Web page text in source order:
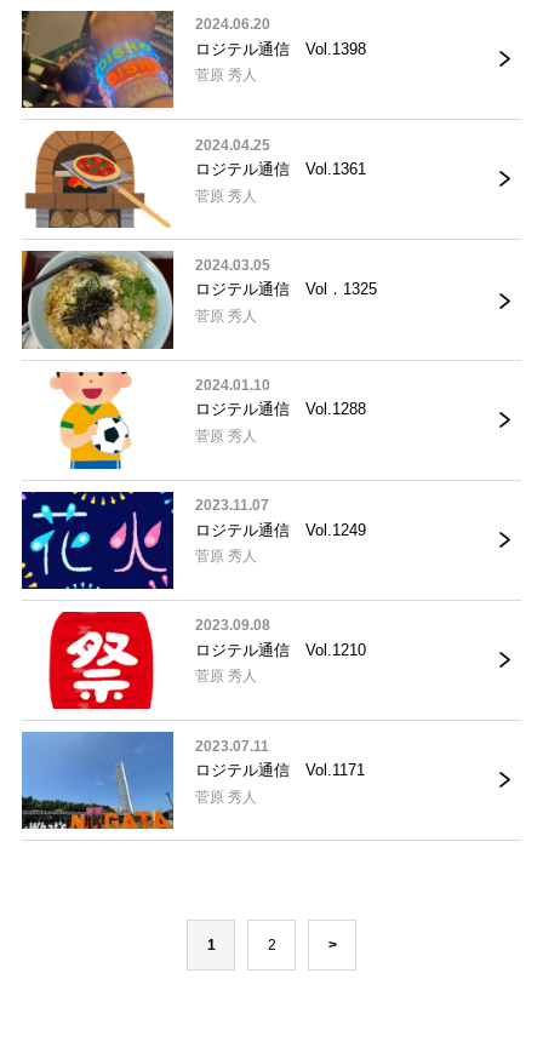
2024.06.20
ロジテル通信 Vol.1398
菅原 秀人
2024.04.25
ロジテル通信 Vol.1361
菅原 秀人
2024.03.05
ロジテル通信 Vol．1325
菅原 秀人
2024.01.10
ロジテル通信 Vol.1288
菅原 秀人
2023.11.07
ロジテル通信 Vol.1249
菅原 秀人
2023.09.08
ロジテル通信 Vol.1210
菅原 秀人
2023.07.11
ロジテル通信 Vol.1171
菅原 秀人
1 2 >